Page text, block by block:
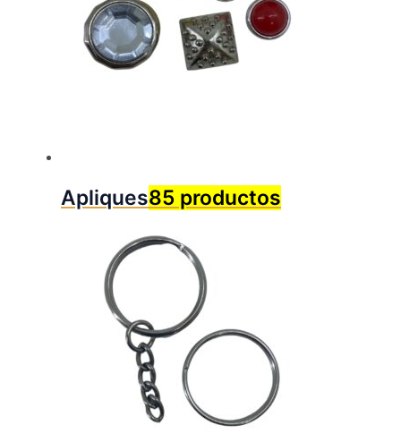
Apliques85 productos